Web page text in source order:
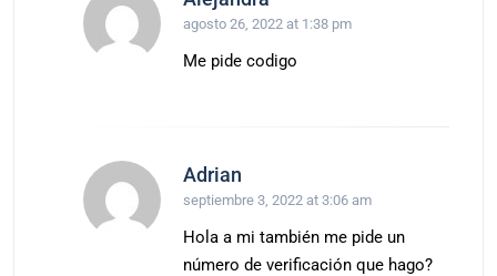
agosto 26, 2022 at 1:38 pm
Me pide codigo
Adrian
septiembre 3, 2022 at 3:06 am
Hola a mi también me pide un
número de verificación que hago?